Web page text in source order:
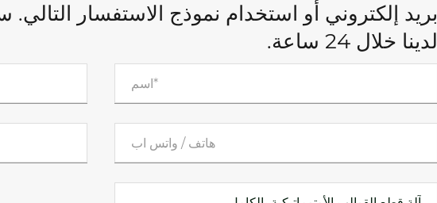
بريد إلكتروني أو استخدام نموذج الاستفسار
لدينا خلال 24 ساعة.